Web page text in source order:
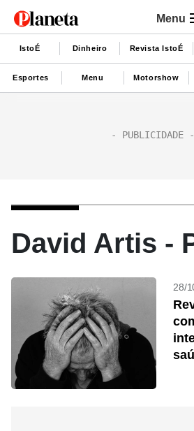
Menu
IstoÉ Dinheiro Revista IstoÉ
Esportes Menu Motorshow
David Artis -
28/